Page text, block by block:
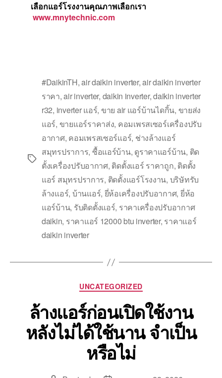
เลือกแอร์โรงงานคุณภาพเลือกเรา
www.mnytechnic.com
#DaikinTH,air daikin inverter,air daikin inverter
ราคา,air inverter, daikin inverter,daikin inverter
r32, inverter แอร์, ขาย air แอร์บ้านไดกิ้น, ขายส่ง
แอร์, ขายแอร์ราคาส่ง, คอมเพรสเซอร์เครื่องปรับ
อากาศ, คอมเพรสเซอร์แอร์, ช่างล้างแอร์
สมุทรปราการ, ซื้อแอร์บ้าน, ดูราคาแอร์บ้าน, ติด
ตั้งเครื่องปรับอากาศ, ติดตั้งแอร์ ราคาถูก, ติดตั้ง
แอร์ สมุทรปราการ, ติดตั้งแอร์โรงงาน, บริษัทรับ
ล้างแอร์, บ้านแอร์, ยี่ห้อเครื่องปรับอากาศ, ยี่ห้อ
แอร์บ้าน, รับติดตั้งแอร์, ราคาเครื่องปรับอากาศ
daikin, ราคาแอร์ 12000 btu inverter, ราคาแอร์
daikin inverter
UNCATEGORIZED
ล้างแอร์ก่อนเปิดใช้งาน
หลังไม่ได้ใช้นาน จำเป็น
หรือไม่